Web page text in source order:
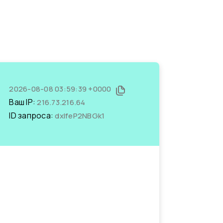
2026-08-08 03:59:39 +0000
Ваш IP:216.73.216.64
ID запроса:dxIfeP2NBGk1